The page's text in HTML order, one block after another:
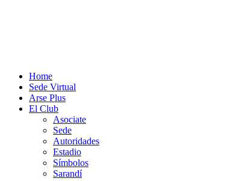
Home
Sede Virtual
Arse Plus
El Club
Asociate
Sede
Autoridades
Estadio
Símbolos
Sarandí